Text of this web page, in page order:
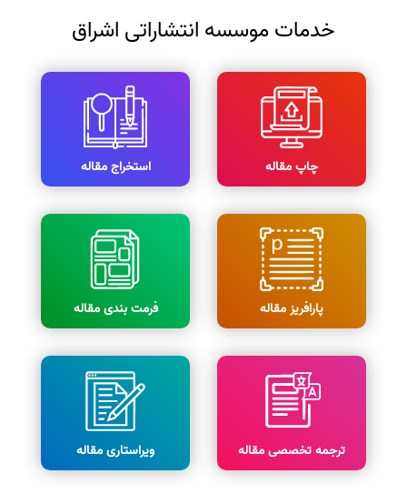
خدمات موسسه انتشاراتی اشراق
چاپ مقاله استخراج مقاله
پارافریز مقاله فرمت بندی مقاله
ترجمه تخصصی مقاله ویراستاری مقاله